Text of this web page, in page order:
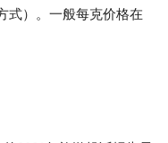
式）。一般每克价格在